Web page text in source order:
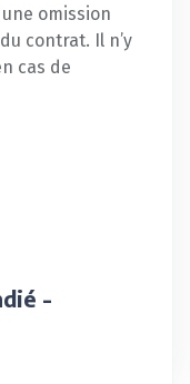
omission
contrat. Il n’y
cas de
-